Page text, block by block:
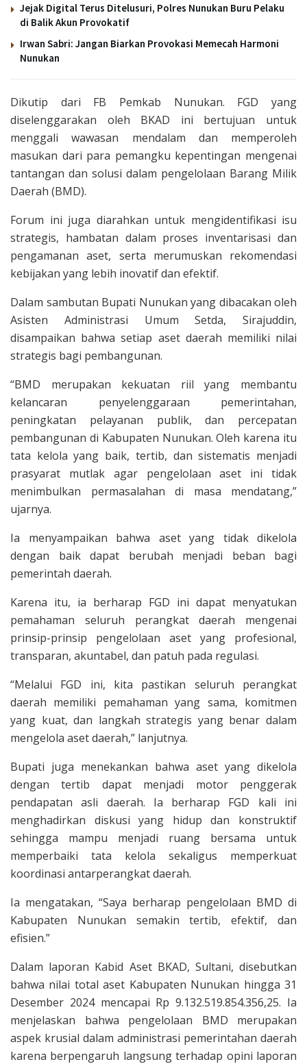
Jejak Digital Terus Ditelusuri, Polres Nunukan Buru Pelaku
di Balik Akun Provokatif
Irwan Sabri: Jangan Biarkan Provokasi Memecah Harmoni
Nunukan
Dikutip dari FB Pemkab Nunukan. FGD yang
diselenggarakan oleh BKAD ini bertujuan untuk
menggali wawasan mendalam dan memperoleh
masukan dari para pemangku kepentingan mengenai
tantangan dan solusi dalam pengelolaan Barang Milik
Daerah (BMD).
Forum ini juga diarahkan untuk mengidentifikasi isu
strategis, hambatan dalam proses inventarisasi dan
pengamanan aset, serta merumuskan rekomendasi
kebijakan yang lebih inovatif dan efektif.
Dalam sambutan Bupati Nunukan yang dibacakan oleh
Asisten Administrasi Umum Setda, Sirajuddin,
disampaikan bahwa setiap aset daerah memiliki nilai
strategis bagi pembangunan.
“BMD merupakan kekuatan riil yang membantu
kelancaran penyelenggaraan pemerintahan,
peningkatan pelayanan publik, dan percepatan
pembangunan di Kabupaten Nunukan. Oleh karena itu
tata kelola yang baik, tertib, dan sistematis menjadi
prasyarat mutlak agar pengelolaan aset ini tidak
menimbulkan permasalahan di masa mendatang,”
ujarnya.
Ia menyampaikan bahwa aset yang tidak dikelola
dengan baik dapat berubah menjadi beban bagi
pemerintah daerah.
Karena itu, ia berharap FGD ini dapat menyatukan
pemahaman seluruh perangkat daerah mengenai
prinsip-prinsip pengelolaan aset yang profesional,
transparan, akuntabel, dan patuh pada regulasi.
“Melalui FGD ini, kita pastikan seluruh perangkat
daerah memiliki pemahaman yang sama, komitmen
yang kuat, dan langkah strategis yang benar dalam
mengelola aset daerah,” lanjutnya.
Bupati juga menekankan bahwa aset yang dikelola
dengan tertib dapat menjadi motor penggerak
pendapatan asli daerah. Ia berharap FGD kali ini
menghadirkan diskusi yang hidup dan konstruktif
sehingga mampu menjadi ruang bersama untuk
memperbaiki tata kelola sekaligus memperkuat
koordinasi antarperangkat daerah.
Ia mengatakan, “Saya berharap pengelolaan BMD di
Kabupaten Nunukan semakin tertib, efektif, dan
efisien.”
Dalam laporan Kabid Aset BKAD, Sultani, disebutkan
bahwa nilai total aset Kabupaten Nunukan hingga 31
Desember 2024 mencapai Rp 9.132.519.854.356,25. Ia
menjelaskan bahwa pengelolaan BMD merupakan
aspek krusial dalam administrasi pemerintahan daerah
karena berpengaruh langsung terhadap opini laporan